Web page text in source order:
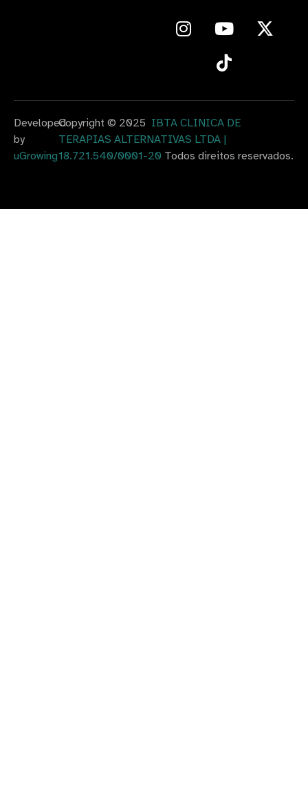
Developed
by
uGrowing
Copyright © 2025 IBTA CLINICA DE
TERAPIAS ALTERNATIVAS LTDA |
18.721.540/0001-20 Todos direitos reservados.